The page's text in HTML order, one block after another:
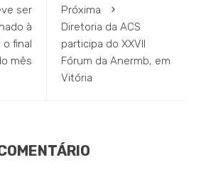
ser
à
final
mês
Próxima
Diretoria da ACS
participa do XXVII
Fórum da Anermb, em
Vitória